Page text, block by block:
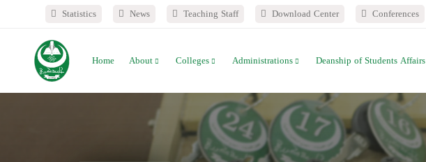
Statistics News Teaching Staff Download Center Conferences
Home About Colleges Administrations Deanship of Students Affairs